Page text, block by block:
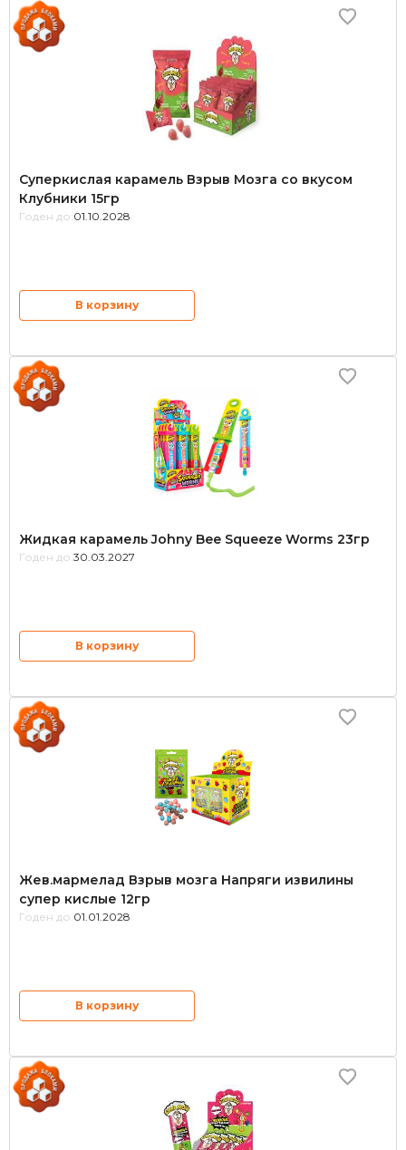
Суперкислая карамель Взрыв Мозга со вкусом
Клубники 15гр
Годен до: 01.10.2028
В корзину
Жидкая карамель Johny Bee Squeeze Worms 23гр
Годен до: 30.03.2027
В корзину
Жев.мармелад Взрыв мозга Напряги извилины
супер кислые 12гр
Годен до: 01.01.2028
В корзину